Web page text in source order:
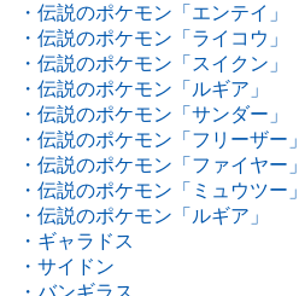
・伝説のポケモン「エンテイ」
・伝説のポケモン「ライコウ」
・伝説のポケモン「スイクン」
・伝説のポケモン「ルギア」
・伝説のポケモン「サンダー」
・伝説のポケモン「フリーザー」
・伝説のポケモン「ファイヤー」
・伝説のポケモン「ミュウツー」
・伝説のポケモン「ルギア」
・ギャラドス
・サイドン